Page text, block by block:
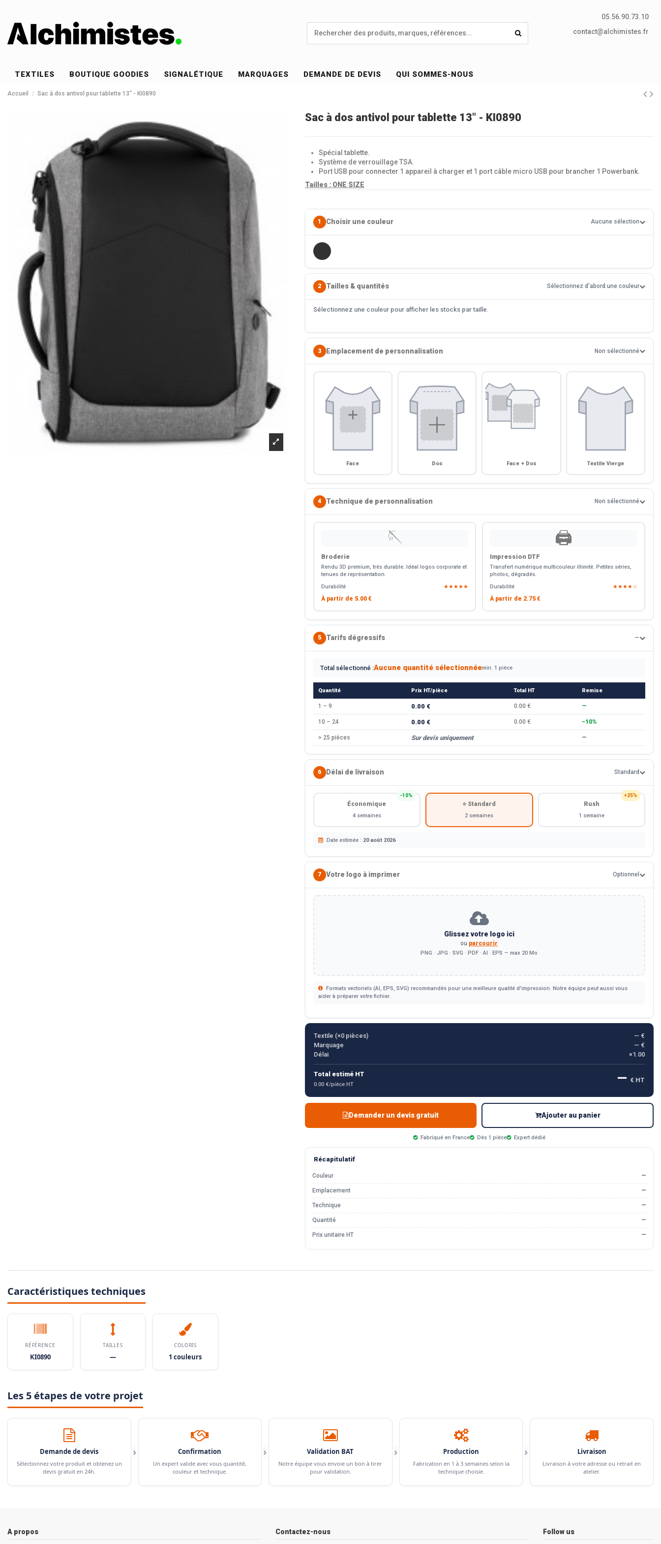
05.56.90.73.10
contact@alchimistes.fr
TEXTILES BOUTIQUE GOODIES SIGNALÉTIQUE MARQUAGES DEMANDE DE DEVIS QUI SOMMES-NOUS
Accueil Sac à dos antivol pour tablette 13" - KI0890
Sac à dos antivol pour tablette 13" - KI0890
Spécial tablette.
Système de verrouillage TSA.
Port USB pour connecter 1 appareil à charger et 1 port câble micro USB pour brancher 1 Powerbank.
Tailles : ONE SIZE
1 Choisir une couleur Aucune sélection
2 Tailles & quantités Sélectionnez d'abord une couleur
Sélectionnez une couleur pour afficher les stocks par taille.
3 Emplacement de personnalisation Non sélectionné
Face Dos Face + Dos Textile Vierge
4 Technique de personnalisation Non sélectionné
🪡
Broderie
Rendu 3D premium, très durable. Idéal logos corporate et
tenues de représentation.
Durabilité
★★★★★
À partir de 5.00 €
🖨️
Impression DTF
Transfert numérique multicouleur illimité. Petites séries,
photos, dégradés.
Durabilité
★★★★☆
À partir de 2.75 €
5 Tarifs dégressifs —
Total sélectionné :Aucune quantité sélectionnéemin. 1 pièce
Quantité Prix HT/pièce Total HT Remise
1 – 9 0.00 € 0.00 € —
10 – 24 0.00 € 0.00 € −10%
> 25 pièces Sur devis uniquement —
6 Délai de livraison Standard
−10%
Économique
4 semaines
⭐ Standard
2 semaines
+25%
Rush
1 semaine
Date estimée : 20 août 2026
7 Votre logo à imprimer Optionnel
Glissez votre logo ici
ou parcourir
PNG · JPG · SVG · PDF · AI · EPS — max 20 Mo
Formats vectoriels (AI, EPS, SVG) recommandés pour une meilleure qualité d'impression. Notre équipe peut aussi vous
aider à préparer votre fichier.
Textile (×0pièces)
— €
Marquage
— €
Délai
×1.00
Total estimé HT
0.00 €/pièce HT — € HT
Demander un devis gratuit Ajouter au panier
Fabriqué en France Dès 1 pièce Expert dédié
Récapitulatif
Couleur —
Emplacement —
Technique —
Quantité —
Prix unitaire HT —
Caractéristiques techniques
RÉFÉRENCE
KI0890
TAILLES
—
COLORIS
1 couleurs
Les 5 étapes de votre projet
Demande de devis
Sélectionnez votre produit et obtenez un
devis gratuit en 24h.
› Confirmation
Un expert valide avec vous quantité,
couleur et technique.
› Validation BAT
Notre équipe vous envoie un bon à tirer
pour validation.
› Production
Fabrication en 1 à 3 semaines selon la
technique choisie.
› Livraison
Livraison à votre adresse ou retrait en
atelier.
A propos Contactez-nous Follow us